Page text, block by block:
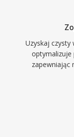
Uzyskaj czysty
optymalizuje
zapewniając